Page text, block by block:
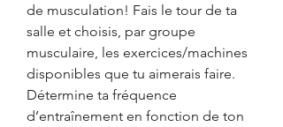
de musculation! Fais le tour de ta
salle et choisis, par groupe
musculaire, les exercices/machines
disponibles que tu aimerais faire.
Détermine ta fréquence
d’entraînement en fonction de ton